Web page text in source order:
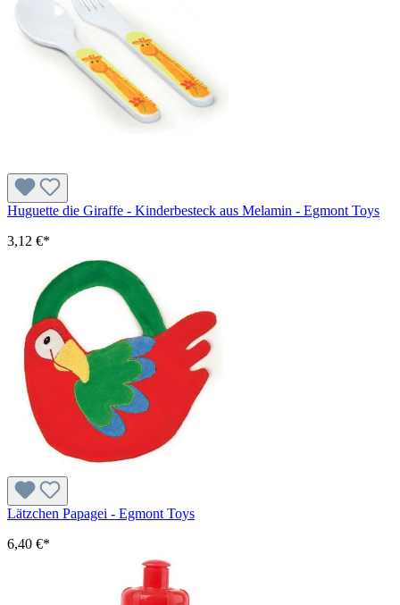
Huguette die Giraffe - Kinderbesteck aus Melamin - Egmont Toys
3,12 €*
Lätzchen Papagei - Egmont Toys
6,40 €*